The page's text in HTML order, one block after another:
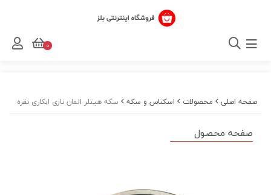
صفحه اصلی محصولات اسکناس و سکه سکه هیتلر المان نازی ابکاری نقره
صفحه محصول
0